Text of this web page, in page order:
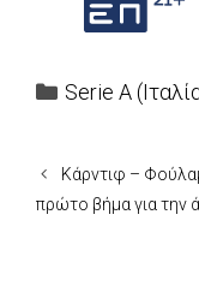
Categories
Serie A
Κάρντιφ –
πρώτο βήμα για την